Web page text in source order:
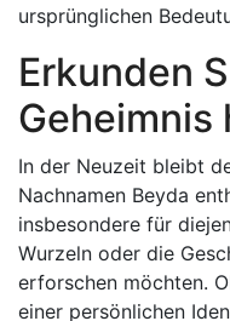
ursprünglichen
Erkunden
Geheimnis
In der Neuzeit bleibt
Nachnamen Beyda
insbesondere für
Wurzeln oder die
erforschen möchten.
einer persönlichen